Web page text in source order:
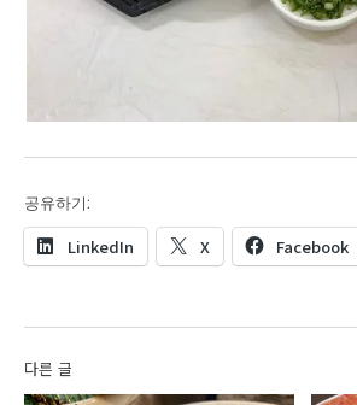
공유하기:
LinkedIn X Facebook
다른 글